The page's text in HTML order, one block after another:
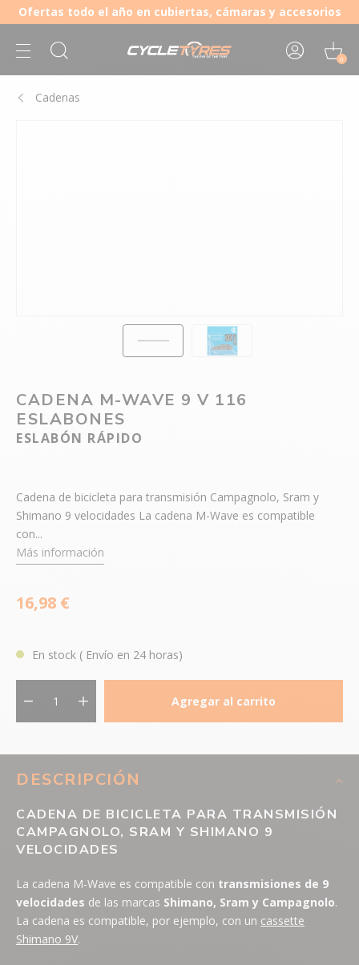
Ofertas todo el año en cubiertas, cámaras y accesorios
0
Cadenas
CADENA M-WAVE 9 V 116
ESLABONES
ESLABÓN RÁPIDO
Cadena de bicicleta para transmisión Campagnolo, Sram y
Shimano 9 velocidades La cadena M-Wave es compatible
con...
Más información
16,98 €
En stock ( Envío en 24 horas)
Agregar al carrito
DESCRIPCIÓN
CADENA DE BICICLETA PARA TRANSMISIÓN
CAMPAGNOLO, SRAM Y SHIMANO 9
VELOCIDADES
La cadena M-Wave es compatible con transmisiones de 9
velocidades de las marcas Shimano, Sram y Campagnolo.
La cadena es compatible, por ejemplo, con un cassette
Shimano 9V.